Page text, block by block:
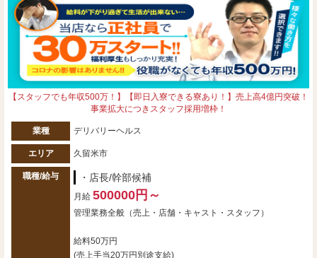
【スタッフでも年収500万！】【即日入寮できる寮あり！】売上高4億円突破！
事業拡大につきスタッフ採用増枠！
業種 デリバリーヘルス
エリア 久留米市
職種/給与 ・店長/幹部候補
月給 500000円～
管理業務全般（売上・店舗・キャスト・スタッフ）
給料50万円
(売上手当20万円別途支給)